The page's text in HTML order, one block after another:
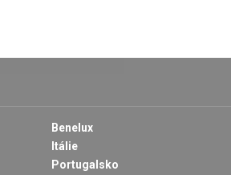
Benelux
Itálie
Portugalsko